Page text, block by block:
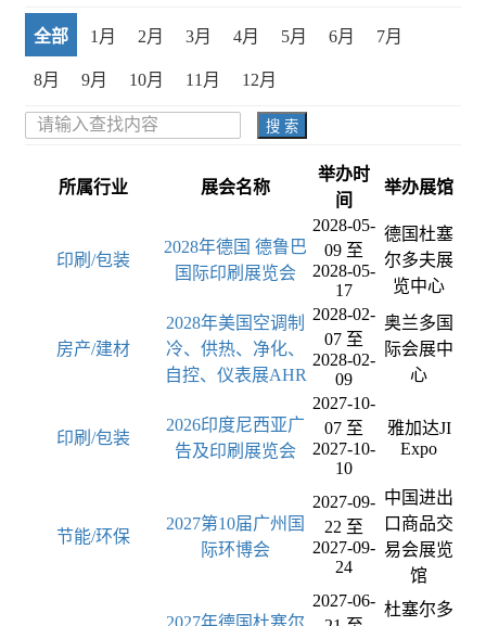
全部 1月 2月 3月 4月 5月 6月 7月
8月 9月 10月 11月 12月
搜 索
所属行业 展会名称
举办时
间
举办展馆
印刷/包装
2028年德国 德鲁巴
国际印刷展览会
2028-05-
09 至
2028-05-
17
德国杜塞
尔多夫展
览中心
房产/建材
2028年美国空调制
冷、供热、净化、
自控、仪表展AHR
2028-02-
07 至
2028-02-
09
奥兰多国
际会展中
心
印刷/包装
2026印度尼西亚广
告及印刷展览会
2027-10-
07 至
2027-10-
10
雅加达JI
Expo
节能/环保
2027第10届广州国
际环博会
2027-09-
22 至
2027-09-
24
中国进出
口商品交
易会展览
馆
2027年德国杜塞尔
2027-06- 杜塞尔多